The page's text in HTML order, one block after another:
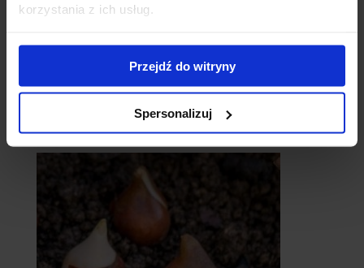
korzystania z ich usług.
Przejdź do witryny
Spersonalizuj
- surmie